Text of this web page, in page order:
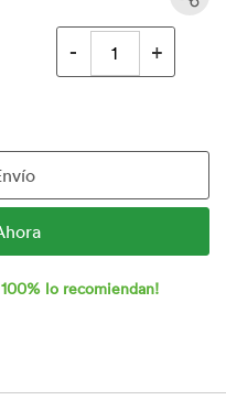
100% lo recomiendan!